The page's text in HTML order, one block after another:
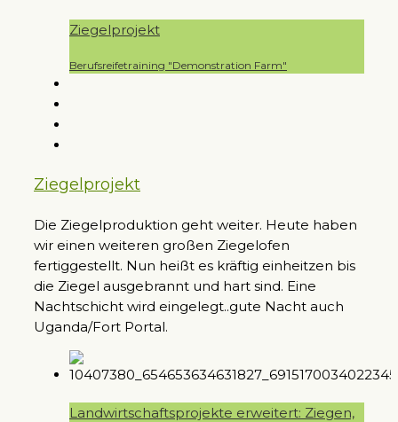
Ziegelprojekt
Berufsreifetraining "Demonstration Farm"
Ziegelprojekt
Die Ziegelproduktion geht weiter. Heute haben
wir einen weiteren großen Ziegelofen
fertiggestellt. Nun heißt es kräftig einheitzen bis
die Ziegel ausgebrannt und hart sind. Eine
Nachtschicht wird eingelegt..gute Nacht auch
Uganda/Fort Portal.
Landwirtschaftsprojekte erweitert: Ziegen,